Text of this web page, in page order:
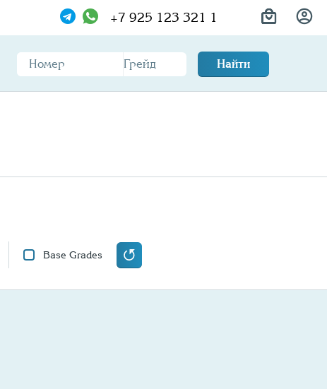
+7 925 123 321 1
Найти
Base Grades